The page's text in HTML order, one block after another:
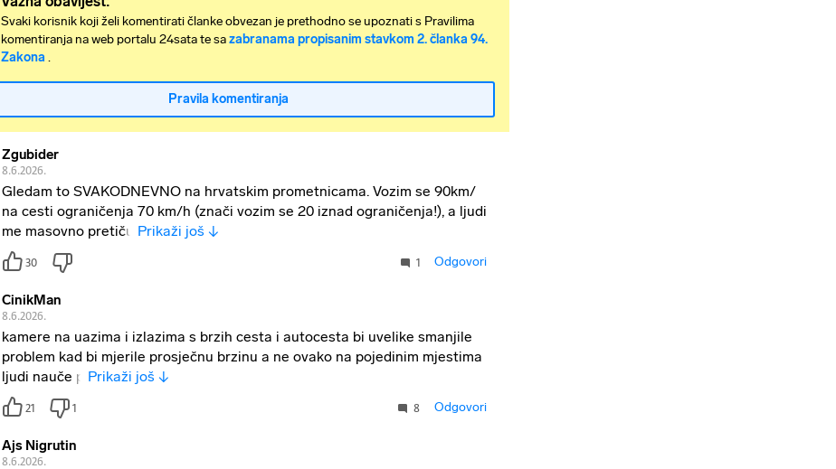
Svaki korisnik koji želi komentirati članke obvezan je prethodno se upoznati s Pravilima
komentiranja na web portalu 24sata te sazabranama propisanim stavkom 2. članka 94.
Zakona .
Pravila komentiranja
Zgubider
8.6.2026.
Gledam to SVAKODNEVNO na hrvatskim prometnicama. Vozim se 90km/
na cesti ograničenja 70 km/h (znači vozim se 20 iznad ograničenja!), a ljudi
me masovno pretiču Prikaži još ↓
30 1 Odgovori
CinikMan
8.6.2026.
kamere na uazima i izlazima s brzih cesta i autocesta bi uvelike smanjile
problem kad bi mjerile prosječnu brzinu a ne ovako na pojedinim mjestima
ljudi nauče p Prikaži još ↓
21 1 8 Odgovori
Ajs Nigrutin
8.6.2026.